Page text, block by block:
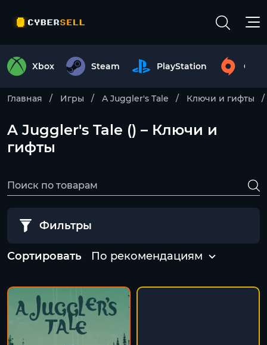
Xbox Steam PlayStation
Главная Игры A Juggler's Tale Ключи и гифты
A Juggler's Tale () – Ключи и
гифты
Фильтры
Сортировать По рекомендациям